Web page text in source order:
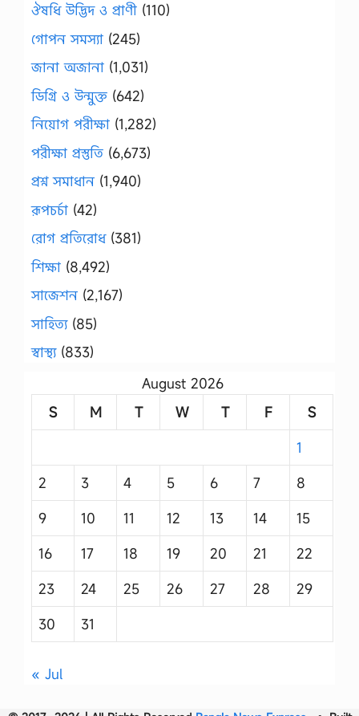
ঔষধি উদ্ভিদ ও প্রাণী (110)
গোপন সমস্যা (245)
জানা অজানা (1,031)
ডিগ্রি ও উন্মুক্ত (642)
নিয়োগ পরীক্ষা (1,282)
পরীক্ষা প্রস্তুতি (6,673)
প্রশ্ন সমাধান (1,940)
রূপচর্চা (42)
রোগ প্রতিরোধ(381)
শিক্ষা (8,492)
সাজেশন (2,167)
সাহিত্য(85)
স্বাস্থ্য(833)
August 2026
S
M T W T F
S
1
2
3 4 5 6 7
8
9
10 11 12 13 14
15
16
17 18 19 20 21
22
23
24 25 26 27 28
29
30
31
« Jul